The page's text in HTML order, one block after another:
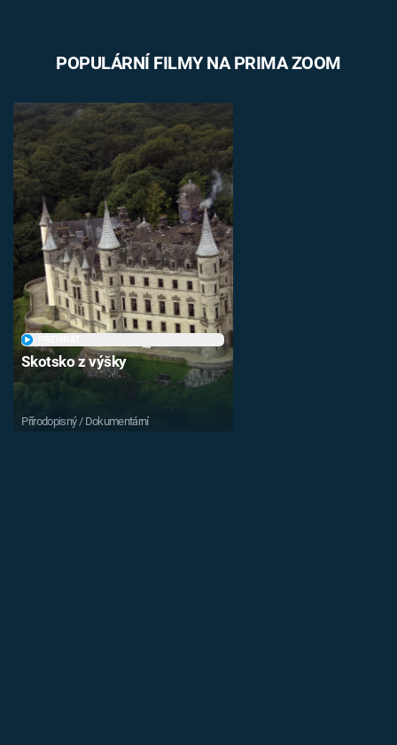
POPULÁRNÍ FILMY NA PRIMA ZOOM
Skotsko z výšky
Přírodopisný / Dokumentární